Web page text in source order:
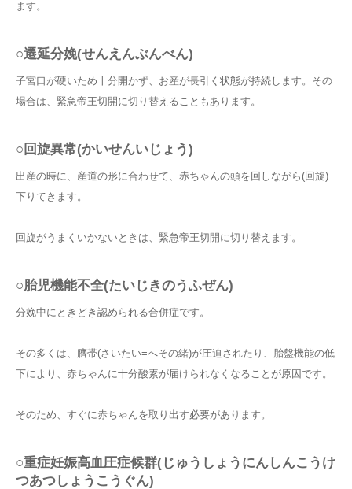
ます。
○遷延分娩(せんえんぶんべん)
子宮口が硬いため十分開かず、お産が長引く状態が持続します。その
場合は、緊急帝王切開に切り替えることもあります。
○回旋異常(かいせんいじょう)
出産の時に、産道の形に合わせて、赤ちゃんの頭を回しながら(回旋)
下りてきます。
回旋がうまくいかないときは、緊急帝王切開に切り替えます。
○胎児機能不全(たいじきのうふぜん)
分娩中にときどき認められる合併症です。
その多くは、臍帯(さいたい=へその緒)が圧迫されたり、胎盤機能の低
下により、赤ちゃんに十分酸素が届けられなくなることが原因です。
そのため、すぐに赤ちゃんを取り出す必要があります。
○重症妊娠高血圧症候群(じゅうしょうにんしんこうけ
つあつしょうこうぐん)